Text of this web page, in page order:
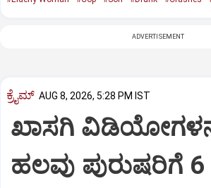
ADVERTISEMENT
ಕ್ರೈಮ್ AUG 8, 2026, 5:28 PM IST
ಖಾಸಗಿ
ಹಲವು ಪುರುಷರಿಗೆ